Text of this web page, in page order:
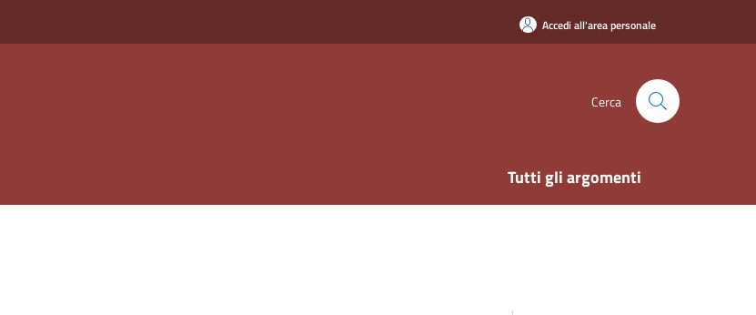
Accedi all'area personale
Cerca
Tutti gli argomenti